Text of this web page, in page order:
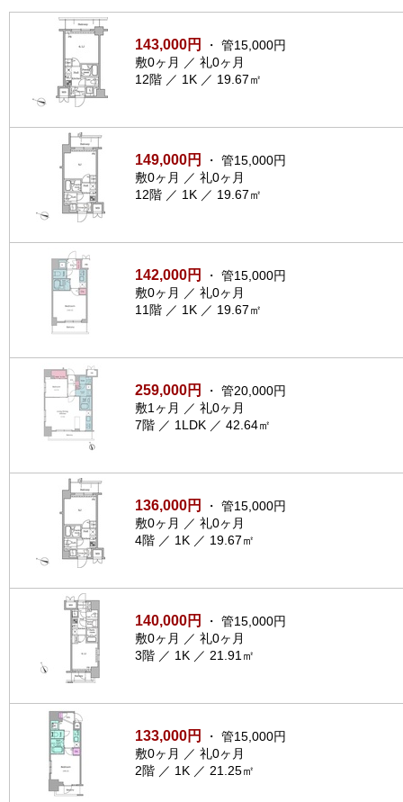
143,000円
・ 管15,000円
敷0ヶ月 ／ 礼0ヶ月
12階 ／ 1K ／ 19.67㎡
149,000円
・ 管15,000円
敷0ヶ月 ／ 礼0ヶ月
12階 ／ 1K ／ 19.67㎡
142,000円
・ 管15,000円
敷0ヶ月 ／ 礼0ヶ月
11階 ／ 1K ／ 19.67㎡
259,000円
・ 管20,000円
敷1ヶ月 ／ 礼0ヶ月
7階 ／ 1LDK ／ 42.64㎡
136,000円
・ 管15,000円
敷0ヶ月 ／ 礼0ヶ月
4階 ／ 1K ／ 19.67㎡
140,000円
・ 管15,000円
敷0ヶ月 ／ 礼0ヶ月
3階 ／ 1K ／ 21.91㎡
133,000円
・ 管15,000円
敷0ヶ月 ／ 礼0ヶ月
2階 ／ 1K ／ 21.25㎡